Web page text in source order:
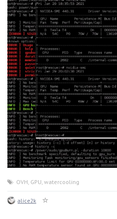
OVH, GPU, watercooling
alice2k